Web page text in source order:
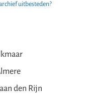
uitbesteden?
den Rijn